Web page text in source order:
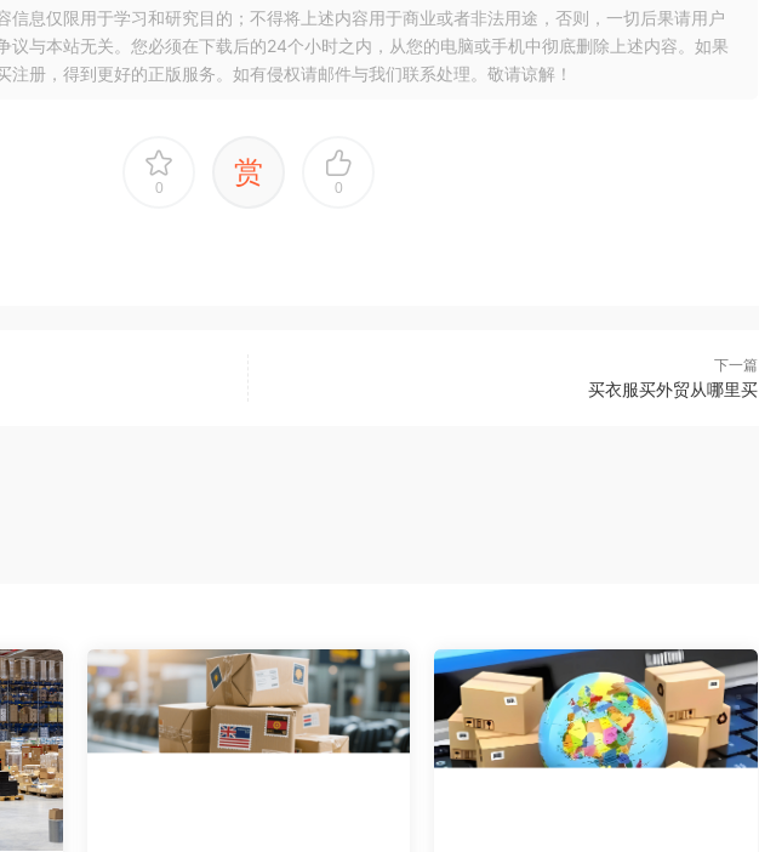
信息仅限用于学习和研究目的；不得将上述内容用于商业或者非法用途，否则，一切后果请用户
议与本站无关。您必须在下载后的24个小时之内，从您的电脑或手机中彻底删除上述内容。如果
注册，得到更好的正版服务。如有侵权请邮件与我们联系处理。敬请谅解！
0 赏 0
下一篇
买衣服买外贸从哪里买